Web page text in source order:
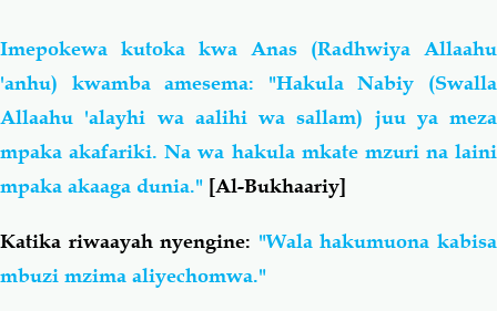
Imepokewa kutoka kwa Anas (Radhwiya Allaahu
'anhu) kwamba amesema: "Hakula Nabiy (Swalla
Allaahu 'alayhi wa aalihi wa sallam) juu ya meza
mpaka akafariki. Na wa hakula mkate mzuri na laini
mpaka akaaga dunia." [Al-Bukhaariy]
Katika riwaayah nyengine: "Wala hakumuona kabisa
mbuzi mzima aliyechomwa."